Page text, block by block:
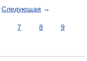
Следующая →
7 8
9